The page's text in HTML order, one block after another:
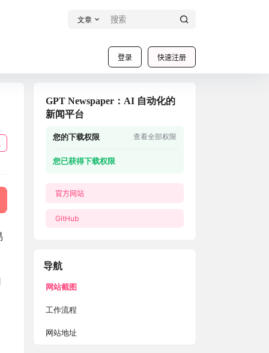
文章
登录 快速注册
GPT Newspaper：AI 自动化的
新闻平台
您的下载权限 查看全部权限
您已获得下载权限
官方网站
GitHub
导航
网站截图
工作流程
网站地址